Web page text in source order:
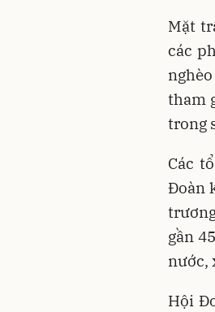
Mặt
các
tham
trong
Các
Đoàn
gần
nước,
Hội